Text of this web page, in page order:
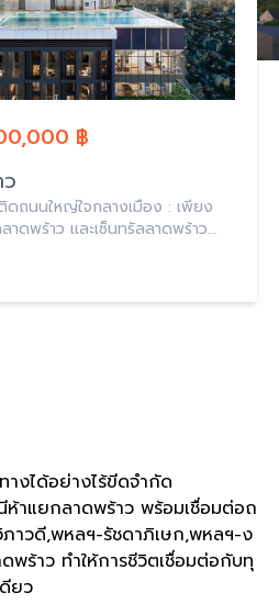
฿
ถนนใหญ่ใจกลางเมือง : เพียง
ดพร้าว และเซ็นทรัลลาดพร้าว
𝗣𝗔𝗖𝗞𝗔𝗚𝗘
างได้อย่างไร้ขีดจำกัด
ห้าแยกลาดพร้าว พร้อมเชื่อมต่อถ
วดี,พหลฯ-รัชดาภิเษก,พหลฯ-ง
พร้าว ทำให้การชีวิตเชื่อมต่อกับทุ
ยว